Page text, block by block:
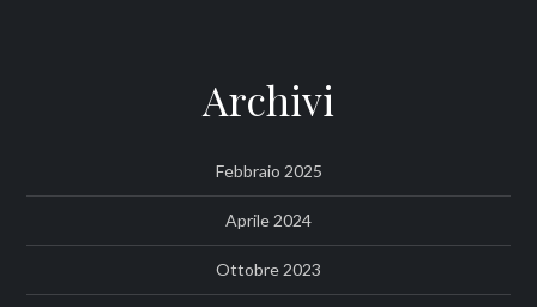
Archivi
Febbraio 2025
Aprile 2024
Ottobre 2023